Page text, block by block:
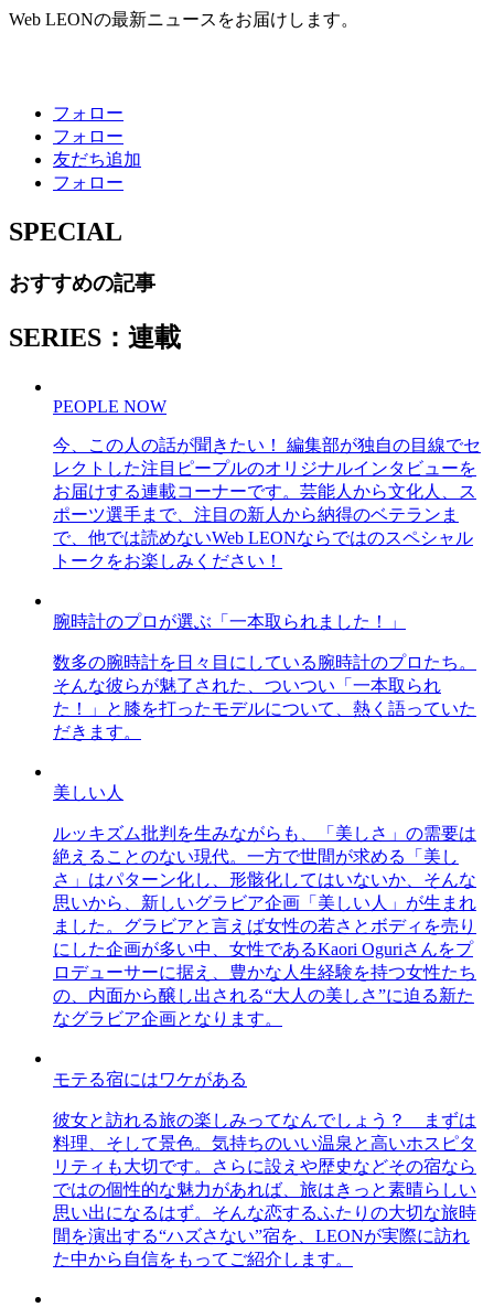
Web LEONの最新ニュースをお届けします。
フォロー
フォロー
友だち追加
フォロー
SPECIAL
おすすめの記事
SERIES：連載
PEOPLE NOW
今、この人の話が聞きたい！ 編集部が独自の目線でセ
レクトした注目ピープルのオリジナルインタビューを
お届けする連載コーナーです。芸能人から文化人、ス
ポーツ選手まで、注目の新人から納得のベテランま
で、他では読めないWeb LEONならではのスペシャル
トークをお楽しみください！
腕時計のプロが選ぶ「一本取られました！」
数多の腕時計を日々目にしている腕時計のプロたち。
そんな彼らが魅了された、ついつい「一本取られ
た！」と膝を打ったモデルについて、熱く語っていた
だきます。
美しい人
ルッキズム批判を生みながらも、「美しさ」の需要は
絶えることのない現代。一方で世間が求める「美し
さ」はパターン化し、形骸化してはいないか、そんな
思いから、新しいグラビア企画「美しい人」が生まれ
ました。グラビアと言えば女性の若さとボディを売り
にした企画が多い中、女性であるKaori Oguriさんをプ
ロデューサーに据え、豊かな人生経験を持つ女性たち
の、内面から醸し出される“大人の美しさ”に迫る新た
なグラビア企画となります。
モテる宿にはワケがある
彼女と訪れる旅の楽しみってなんでしょう？ まずは
料理、そして景色。気持ちのいい温泉と高いホスピタ
リティも大切です。さらに設えや歴史などその宿なら
ではの個性的な魅力があれば、旅はきっと素晴らしい
思い出になるはず。そんな恋するふたりの大切な旅時
間を演出する“ハズさない”宿を、LEONが実際に訪れ
た中から自信をもってご紹介します。